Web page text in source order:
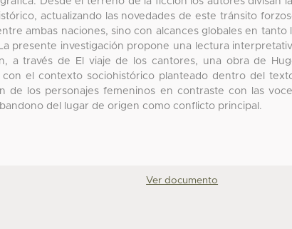
actualizando las novedades de este tránsito
ambas naciones, sino con alcances globales en tanto
presente investigación propone una lectura
a través de El viaje de los cantores, una obra de
el contexto sociohistórico planteado dentro del
de los personajes femeninos en contraste con las
del lugar de origen como conflicto principal.
Ver documento